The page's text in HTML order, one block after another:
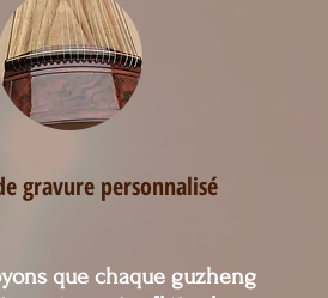
vous pour comprendre
aider à trouver le
à votre style personnel.
gravure personnalisé
que chaque guzheng